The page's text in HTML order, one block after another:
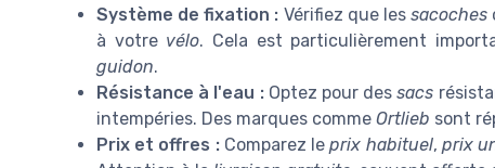
Système de fixation : Vérifiez que les sacoches
à votre vélo. Cela est particulièrement
guidon.
Résistance à l'eau :Optez pour dessacs
intempéries. Des marques comme Ortlieb sont
Prix et offres :Comparez leprix habituel, prix